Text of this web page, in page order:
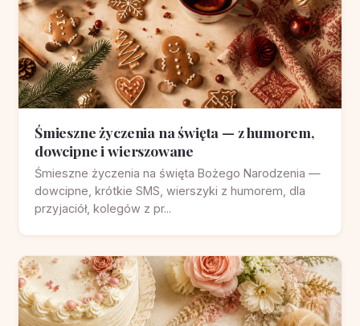
Śmieszne życzenia na święta — z humorem,
dowcipne i wierszowane
Śmieszne życzenia na święta Bożego Narodzenia —
dowcipne, krótkie SMS, wierszyki z humorem, dla
przyjaciół, kolegów z pr...